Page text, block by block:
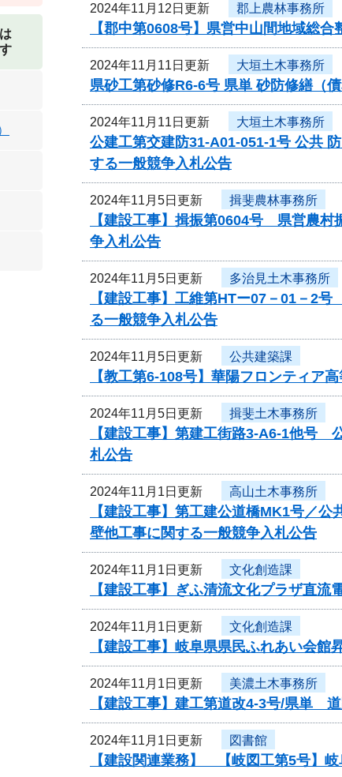
2024年11月12日更新 郡上農林事務所
【郡中第0608号】県営中山間地域総
2024年11月11日更新 大垣土木事務所
県砂工第砂修R6-6号 県単 砂防修繕
2024年11月11日更新 大垣土木事務所
公建工第交建防31-A01-051-1号 公共
する一般競争入札公告
2024年11月5日更新 揖斐農林事務所
【建設工事】揖振第0604号 県営農
争入札公告
2024年11月5日更新 多治見土木事務所
【建設工事】工維第HTー07－01－
る一般競争入札公告
2024年11月5日更新 公共建築課
【教工第6-108号】華陽フロンティア
2024年11月5日更新 揖斐土木事務所
【建設工事】第建工街路3-A6-1他号
札公告
2024年11月1日更新 高山土木事務所
【建設工事】第工建公道橋MK1号／
壁他工事に関する一般競争入札公告
2024年11月1日更新 文化創造課
【建設工事】ぎふ清流文化プラザ直
2024年11月1日更新 文化創造課
【建設工事】岐阜県県民ふれあい会
2024年11月1日更新 美濃土木事務所
【建設工事】建工第道改4-3号/県単
2024年11月1日更新 図書館
【建設関連業務】 【岐図工第5号】